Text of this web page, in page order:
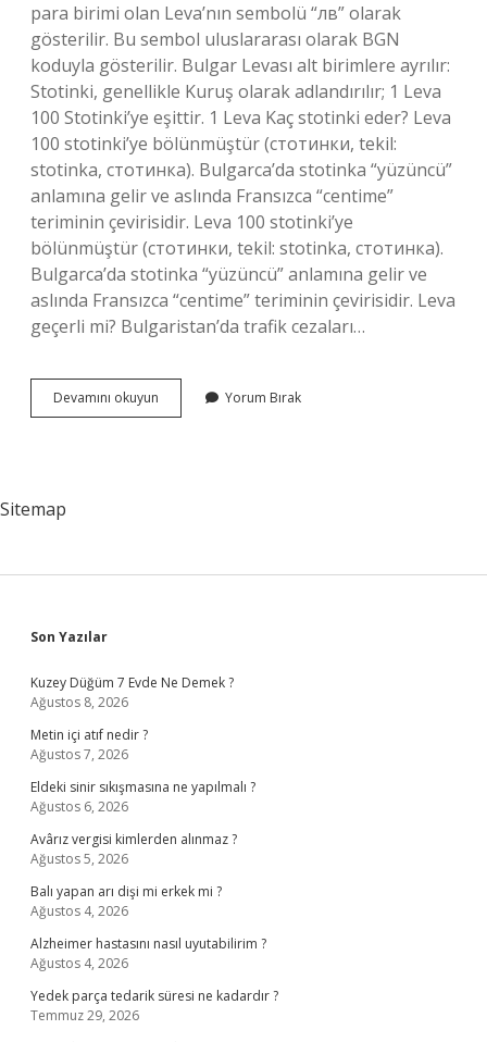
para birimi olan Leva’nın sembolü “лв” olarak
gösterilir. Bu sembol uluslararası olarak BGN
koduyla gösterilir. Bulgar Levası alt birimlere ayrılır:
Stotinki, genellikle Kuruş olarak adlandırılır; 1 Leva
100 Stotinki’ye eşittir. 1 Leva Kaç stotinki eder? Leva
100 stotinki’ye bölünmüştür (стотинки, tekil:
stotinka, стотинка). Bulgarca’da stotinka “yüzüncü”
anlamına gelir ve aslında Fransızca “centime”
teriminin çevirisidir. Leva 100 stotinki’ye
bölünmüştür (стотинки, tekil: stotinka, стотинка).
Bulgarca’da stotinka “yüzüncü” anlamına gelir ve
aslında Fransızca “centime” teriminin çevirisidir. Leva
geçerli mi? Bulgaristan’da trafik cezaları…
Devamını okuyun
Ne
Yorum Bırak
Sitemap
Sidebar
Son Yazılar
Kuzey Düğüm 7 Evde Ne Demek ?
Ağustos 8, 2026
Metin içi atıf nedir ?
Ağustos 7, 2026
Eldeki sinir sıkışmasına ne yapılmalı ?
Ağustos 6, 2026
Avârız vergisi kimlerden alınmaz ?
Ağustos 5, 2026
Balı yapan arı dişi mi erkek mi ?
Ağustos 4, 2026
Alzheimer hastasını nasıl uyutabilirim ?
Ağustos 4, 2026
Yedek parça tedarik süresi ne kadardır ?
Temmuz 29, 2026